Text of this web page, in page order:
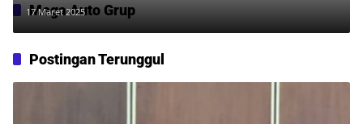
Mega Auto Grup
Pasar Motor di Sumut!
17 Maret 2025
Postingan Terunggul